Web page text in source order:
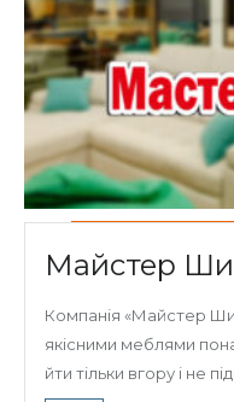
Майстер
Компанія «Майстер
якісними меблями
йти тільки вгору і не